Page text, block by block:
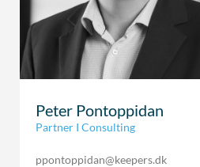
Peter Pontoppidan
Partner I Consulting
ppontoppidan@keepers.dk